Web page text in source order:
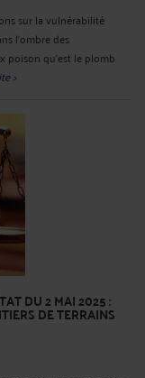
sur la vulnérabilité
l’ombre des
poison qu’est le plomb
>
DU 2 MAI 2025 :
DE TERRAINS